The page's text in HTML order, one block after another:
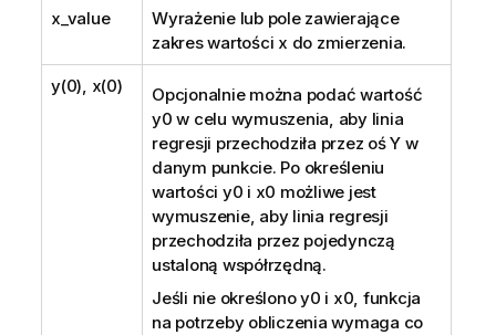
x_value
Wyrażenie lub pole zawierające
zakres wartości x do zmierzenia.
y(0), x(0)
Opcjonalnie można podać wartość
y0 w celu wymuszenia, aby linia
regresji przechodziła przez oś Y w
danym punkcie. Po określeniu
wartości y0 i x0 możliwe jest
wymuszenie, aby linia regresji
przechodziła przez pojedynczą
ustaloną współrzędną.
Jeśli nie określonoy0 i x0, funkcja
na potrzeby obliczenia wymaga co